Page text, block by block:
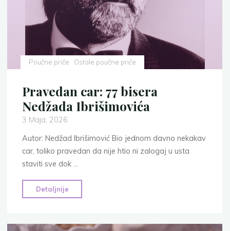
Poučne priče Ostale poučne priče
Pravedan car: 77 bisera
Nedžada Ibrišimovića
3 Maja, 2026
Autor: Nedžad Ibrišimović Bio jednom davno nekakav
car, toliko pravedan da nije htio ni zalogaj u usta
staviti sve dok …
Detaljnije
car:
bisera